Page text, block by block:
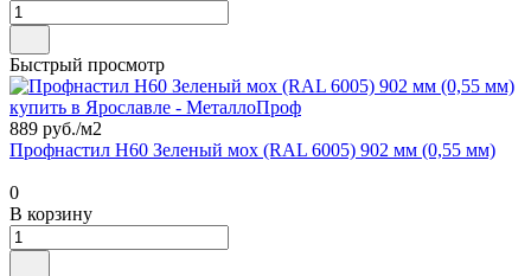
Быстрый просмотр
889 руб./м2
Профнастил Н60 Зеленый мох (RAL 6005) 902 мм (0,55 мм)
0
В корзину